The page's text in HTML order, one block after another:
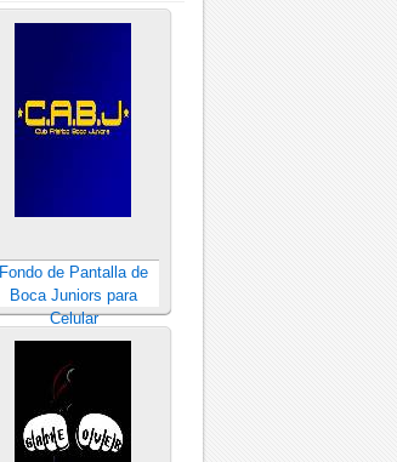
Fondo de Pantalla de
Boca Juniors para
Celular